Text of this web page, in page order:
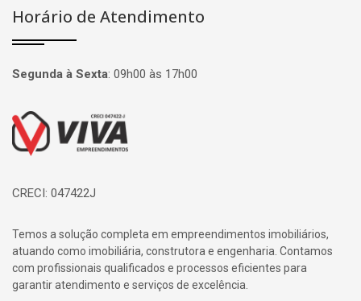
Horário de Atendimento
Segunda à Sexta: 09h00 às 17h00
Página inicial
CRECI: 047422J
Temos a solução completa em empreendimentos imobiliários,
atuando como imobiliária, construtora e engenharia. Contamos
com profissionais qualificados e processos eficientes para
garantir atendimento e serviços de excelência.